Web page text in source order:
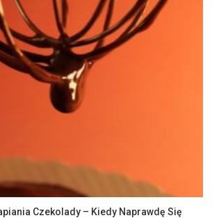
Czekolady – Kiedy Naprawdę Się